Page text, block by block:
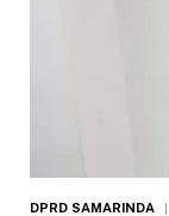
DPRD SAMARINDA